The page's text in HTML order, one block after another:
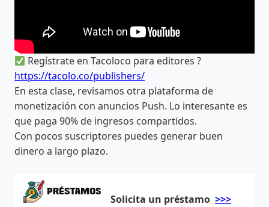
Regístrate en Tacoloco para editores ?
https://tacolo.co/publishers/
En esta clase, revisamos otra plataforma de
monetización con anuncios Push. Lo interesante es
que paga 90% de ingresos compartidos.
Con pocos suscriptores puedes generar buen
dinero a largo plazo.
Solicita un préstamo >>>